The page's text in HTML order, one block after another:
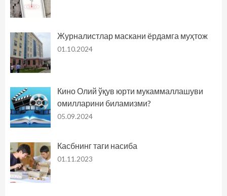
Журналистлар маскани ёрдамга муҳтож
01.10.2024
Кино Олий ўқув юрти мукаммаллашуви
омилларини биламизми?
05.09.2024
Касбнинг таги насиба
01.11.2023